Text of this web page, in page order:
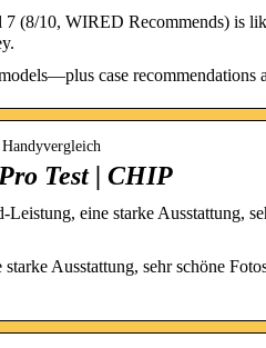
(8/10, WIRED Recommends) is
case recommendations
Test | CHIP
eine starke Ausstattung,
Ausstattung, sehr schöne